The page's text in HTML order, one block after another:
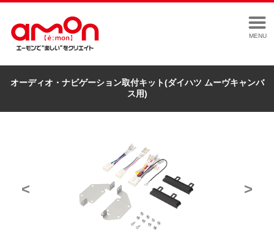
MENU
オーディオ・ナビゲーション取付キット(ダイハツ ムーヴキャンバ
ス用)
< >